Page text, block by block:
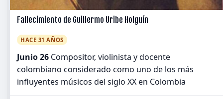
Fallecimiento de Guillermo Uribe Holguín
HACE 31 AÑOS
Junio 26 Compositor, violinista y docente
colombiano considerado como uno de los más
influyentes músicos del siglo XX en Colombia